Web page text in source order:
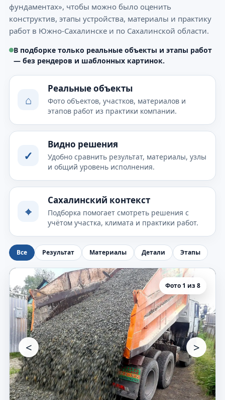
фундаментах», чтобы можно было оценить
конструктив, этапы устройства, материалы и практику
работ в Южно-Сахалинске и по Сахалинской области.
В подборке только реальные объекты и этапы работ
— без рендеров и шаблонных картинок.
⌂
Реальные объекты
Фото объектов, участков, материалов и
этапов работ из практики компании.
✓
Видно решения
Удобно сравнить результат, материалы, узлы
и общий уровень исполнения.
⌖
Сахалинский контекст
Подборка помогает смотреть решения с
учётом участка, климата и практики работ.
Все Результат Материалы Детали Этапы
Фото 1 из 8
< >